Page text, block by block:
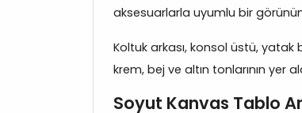
aksesuarlarla uyumlu bir
Koltuk arkası, konsol üstü,
krem, bej ve altın tonlarının yer
Soyut Kanvas Tablo